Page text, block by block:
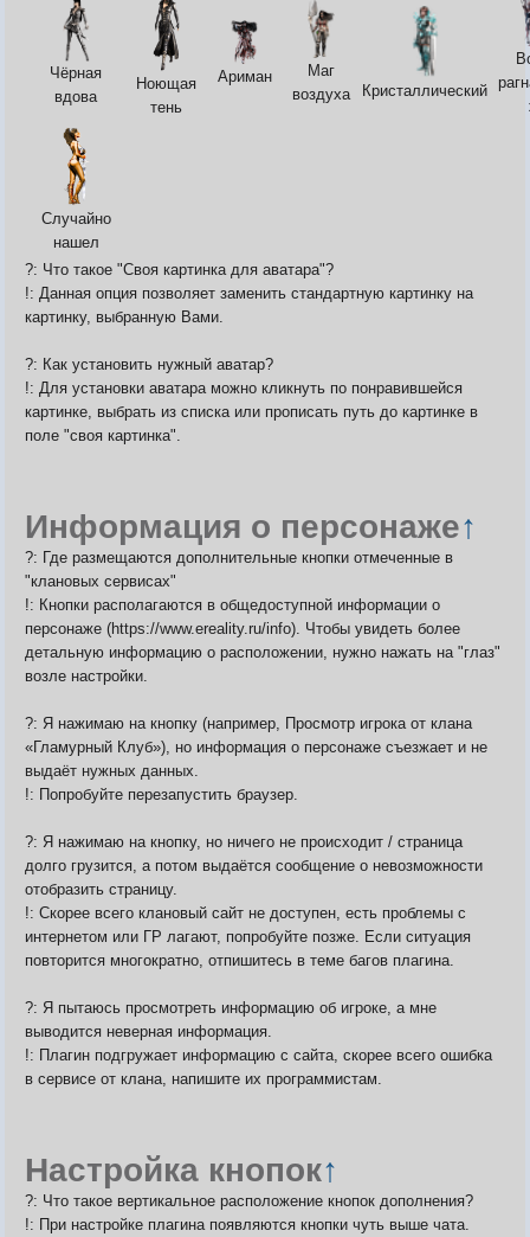
Чёрная
вдова
Ноющая
тень
Ариман
Маг
воздуха
Кристаллический
Случайно
нашел
?: Что такое "Своя картинка для аватара"?
!: Данная опция позволяет заменить стандартную картинку на
картинку, выбранную Вами.
?: Как установить нужный аватар?
!: Для установки аватара можно кликнуть по понравившейся
картинке, выбрать из списка или прописать путь до картинке в
поле "своя картинка".
Информация о персонаже↑
?: Где размещаются дополнительные кнопки отмеченные в
"клановых сервисах"
!: Кнопки располагаются в общедоступной информации о
персонаже (https://www.ereality.ru/info). Чтобы увидеть более
детальную информацию о расположении, нужно нажать на "глаз"
возле настройки.
?: Я нажимаю на кнопку (например, Просмотр игрока от клана
«Гламурный Клуб»), но информация о персонаже съезжает и не
выдаёт нужных данных.
!: Попробуйте перезапустить браузер.
?: Я нажимаю на кнопку, но ничего не происходит / страница
долго грузится, а потом выдаётся сообщение о невозможности
отобразить страницу.
!: Скорее всего клановый сайт не доступен, есть проблемы с
интернетом или ГР лагают, попробуйте позже. Если ситуация
повторится многократно, отпишитесь в теме багов плагина.
?: Я пытаюсь просмотреть информацию об игроке, а мне
выводится неверная информация.
!: Плагин подгружает информацию с сайта, скорее всего ошибка
в сервисе от клана, напишите их программистам.
Настройка кнопок↑
?: Что такое вертикальное расположение кнопок дополнения?
!: При настройке плагина появляются кнопки чуть выше чата.